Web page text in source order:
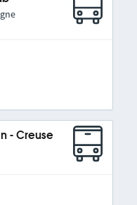
- Creuse